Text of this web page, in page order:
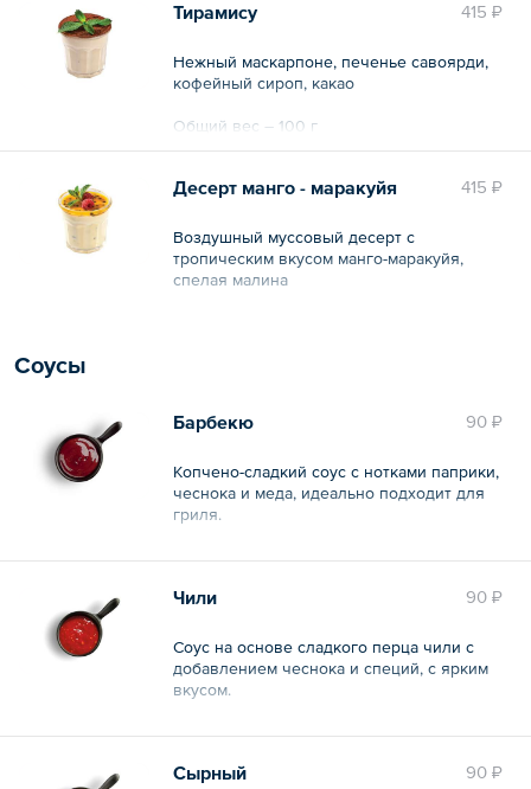
415 ₽
Тирамису
Нежный маскарпоне, печенье савоярди,
кофейный сироп, какао
Общий вес – 100 г
415 ₽
Десерт манго - маракуйя
Воздушный муссовый десерт с
тропическим вкусом манго-маракуйя,
спелая малина
Соусы
90 ₽
Барбекю
Копчено-сладкий соус с нотками паприки,
чеснока и меда, идеально подходит для
гриля.
Общий вес – 20 г
90 ₽
Чили
Соус на основе сладкого перца чили с
добавлением чеснока и специй, с ярким
вкусом.
Общий вес – 20 г
90 ₽
Сырный